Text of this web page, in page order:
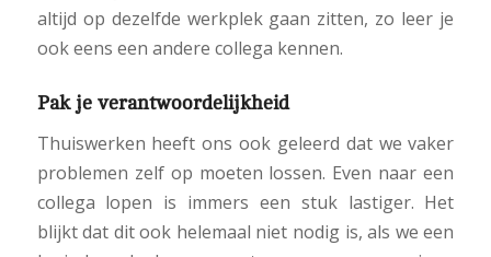
altijd op dezelfde werkplek gaan zitten, zo leer je
ook eens een andere collega kennen.
Pak je verantwoordelijkheid
Thuiswerken heeft ons ook geleerd dat we vaker
problemen zelf op moeten lossen. Even naar een
collega lopen is immers een stuk lastiger. Het
blijkt dat dit ook helemaal niet nodig is, als we een